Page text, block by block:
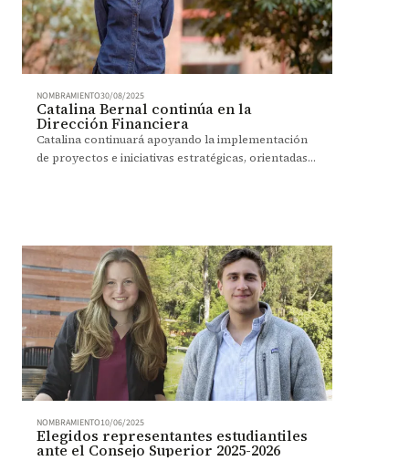
NOMBRAMIENTO30/08/2025
Catalina Bernal continúa en la
Dirección Financiera
Catalina continuará apoyando la implementación
de proyectos e iniciativas estratégicas, orientadas a
NOMBRAMIENTO10/06/2025
Elegidos representantes estudiantiles
ante el Consejo Superior 2025-2026